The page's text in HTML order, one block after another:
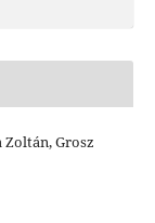
Zoltán, Grosz